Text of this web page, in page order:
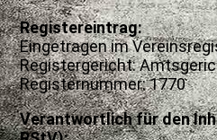
Registereintrag:
Eingetragen im
Registergericht:
Registernummer: 1770
Verantwortlich für den